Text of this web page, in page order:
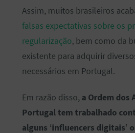
Assim, muitos brasileiros
falsas expectativas sobre os
regularização, bem como da
existente para adquirir
necessários em Portugal.
Em razão disso, a Ordem dos
Portugal tem trabalhado
alguns ‘influencers digitais’